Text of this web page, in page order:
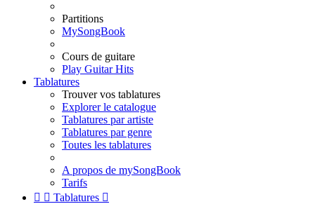
Partitions
MySongBook
Cours de guitare
Play Guitar Hits
Tablatures
Trouver vos tablatures
Explorer le catalogue
Tablatures par artiste
Tablatures par genre
Toutes les tablatures
A propos de mySongBook
Tarifs
  Tablatures 